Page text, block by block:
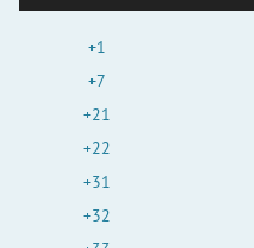
+1
+7
+21
+22
+31
+32